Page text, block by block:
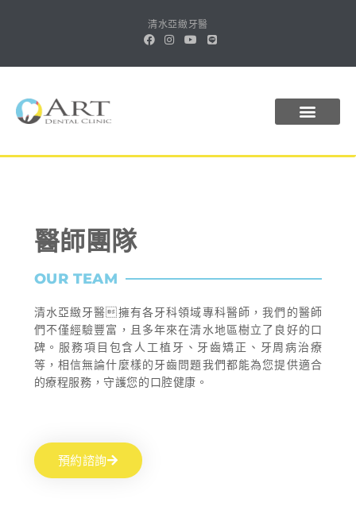
清水亞緻牙醫
醫師團隊
OUR TEAM
清水亞緻牙醫擁有各牙科領域專科醫師，我們的醫師
們不僅經驗豐富，且多年來在清水地區樹立了良好的口
碑。服務項目包含人工植牙、牙齒矯正、牙周病治療
等，相信無論什麼樣的牙齒問題我們都能為您提供適合
的療程服務，守護您的口腔健康。
預約諮詢